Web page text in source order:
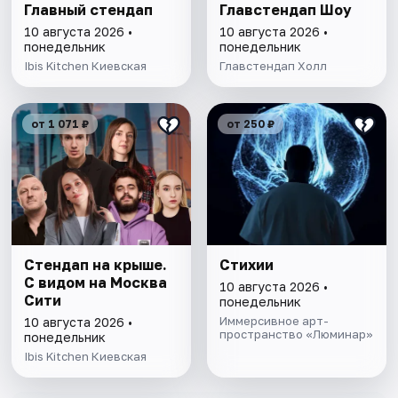
Главный стендап
10 августа 2026 •
понедельник
Ibis Kitchen Киевская
Главстендап Шоу
10 августа 2026 •
понедельник
Главстендап Холл
от 1 071 ₽
Стендап на крыше.
С видом на Москва
Сити
10 августа 2026 •
понедельник
Ibis Kitchen Киевская
от 250 ₽
Стихии
10 августа 2026 •
понедельник
Иммерсивное арт-
пространство «Люминар»